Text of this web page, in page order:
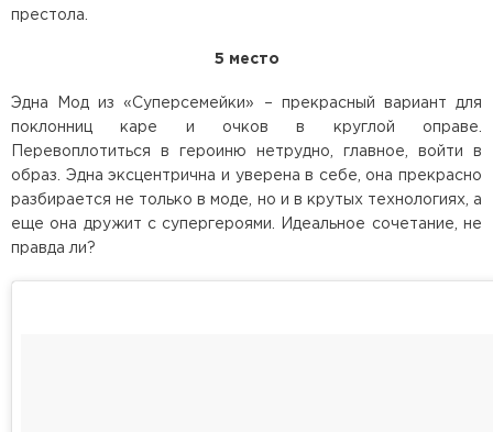
престола.
5 место
Эдна Мод из «Суперсемейки» – прекрасный вариант для
поклонниц каре и очков в круглой оправе.
Перевоплотиться в героиню нетрудно, главное, войти в
образ. Эдна эксцентрична и уверена в себе, она прекрасно
разбирается не только в моде, но и в крутых технологиях, а
еще она дружит с супергероями. Идеальное сочетание, не
правда ли?